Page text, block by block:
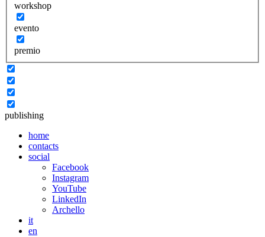
workshop
evento
premio
publishing
home
contacts
social
Facebook
Instagram
YouTube
LinkedIn
Archello
it
en